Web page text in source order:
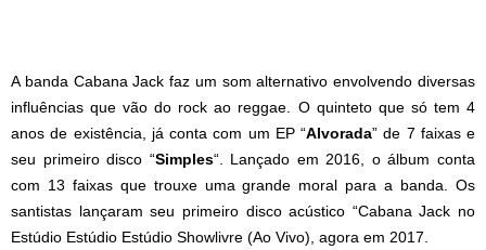
A banda Cabana Jack faz um som alternativo envolvendo diversas
influências que vão do rock ao reggae. O quinteto que só tem 4
anos de existência, já conta com um EP “Alvorada” de 7 faixas e
seu primeiro disco “Simples“. Lançado em 2016, o álbum conta
com 13 faixas que trouxe uma grande moral para a banda. Os
santistas lançaram seu primeiro disco acústico “Cabana Jack no
Estúdio Estúdio Estúdio Showlivre (Ao Vivo), agora em 2017.